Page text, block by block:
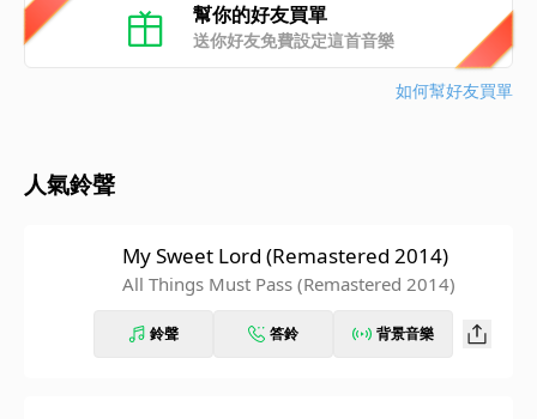
幫你的好友買單
送你好友免費設定這首音樂
如何幫好友買單
人氣鈴聲
My Sweet Lord (Remastered 2014)
All Things Must Pass (Remastered 2014)
鈴聲 答鈴 背景音樂